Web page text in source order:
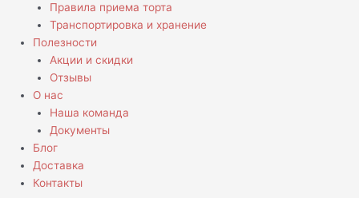
Правила приема торта
Транспортировка и хранение
Полезности
Акции и скидки
Отзывы
О нас
Наша команда
Документы
Блог
Доставка
Контакты